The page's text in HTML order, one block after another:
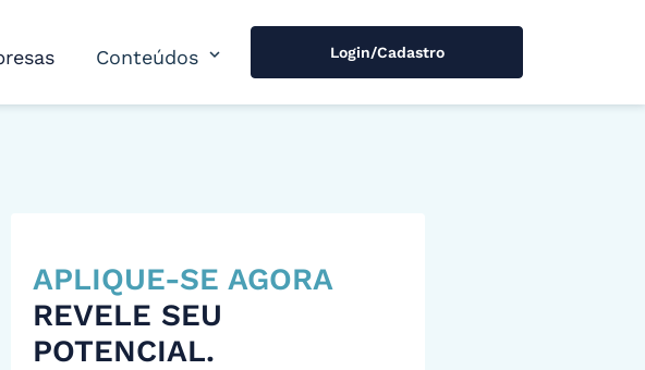
Conteúdos expand_more Login/Cadastro
APLIQUE-SE AGORA
REVELE SEU
POTENCIAL.